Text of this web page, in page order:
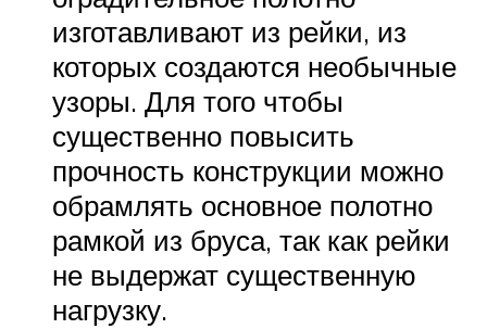
изготавливают из рейки, из
которых создаются необычные
узоры. Для того чтобы
существенно повысить
прочность конструкции можно
обрамлять основное полотно
рамкой из бруса, так как рейки
не выдержат существенную
нагрузку.